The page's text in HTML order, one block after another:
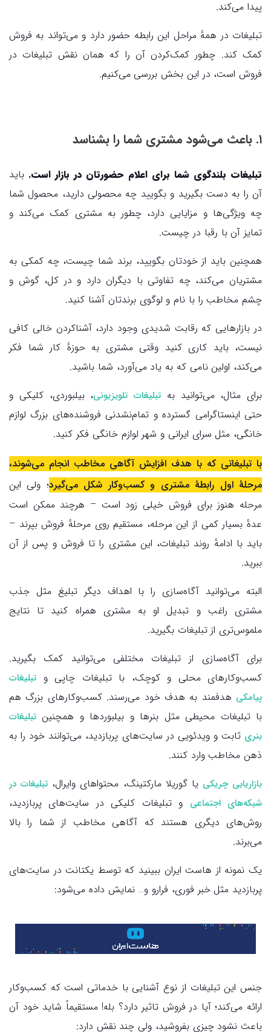
پیدا می‌کند.
تبلیغات در همهٔ مراحل این رابطه حضور دارد و می‌تواند به فروش
کمک کند. چطور کمک‌کردن آن را که همان نقش تبلیغات در
فروش است، در این بخش بررسی می‌کنیم.
۱. باعث می‌شود مشتری شما را بشناسد
تبلیغات بلندگوی شما برای اعلام حضورتان در بازار است. باید
آن را به دست بگیرید و بگویید چه محصولی دارید، محصول شما
چه ویژگی‌ها و مزایایی دارد، چطور به مشتری کمک می‌کند و
تمایز آن با رقبا در چیست.
همچنین باید از خودتان بگویید، برند شما چیست، چه کمکی به
مشتریان می‌کند، چه تفاوتی با دیگران دارد و در کل، گوش و
چشم مخاطب را با نام و لوگوی برندتان آشنا کنید.
در بازارهایی که رقابت شدیدی وجود دارد، آشناکردن خالی کافی
نیست، باید کاری کنید وقتی مشتری به حوزهٔ کار شما فکر
می‌کند، اولین نامی که به یاد می‌آورد، شما باشید.
برای مثال، می‌توانید به تبلیغات تلویزیونی، بیلبوردی، کلیکی و
حتی اینستاگرامی گسترده و تمام‌نشدنی فروشنده‌های بزرگ لوازم
خانگی، مثل سرای ایرانی و شهر لوازم خانگی فکر کنید.
با تبلیغاتی که با هدف افزایش آگاهی مخاطب انجام می‌شوند،
مرحلهٔ اول رابطهٔ مشتری و کسب‌وکار شکل می‌گیرد؛ ولی این
مرحله هنوز برای فروش خیلی زود است – هرچند ممکن است
عدهٔ بسیار کمی از این مرحله، مستقیم روی مرحلهٔ فروش بپرند –
باید با ادامهٔ روند تبلیغات، این مشتری را تا فروش و پس از آن
ببرید.
البته می‌توانید آگاه‌سازی را با اهداف دیگر تبلیغ مثل جذب
مشتری راغب و تبدیل او به مشتری همراه کنید تا نتایج
ملموس‌تری از تبلیغات بگیرید.
برای آگاه‌سازی از تبلیغات مختلفی می‌توانید کمک بگیرید.
کسب‌وکارهای محلی و کوچک، با تبلیغات چاپی و تبلیغات
پیامکی هدفمند به هدف خود می‌رسند. کسب‌وکارهای بزرگ هم
با تبلیغات محیطی مثل بنرها و بیلبوردها و همچنین تبلیغات
بنری ثابت و ویدئویی در سایت‌های پربازدید، می‌توانند خود را به
ذهن مخاطب وارد کنند.
بازاریابی چریکی یا گوریلا مارکتینگ، محتواهای وایرال، تبلیغات در
شبکه‌های اجتماعی و تبلیغات کلیکی در سایت‌های پربازدید،
روش‌های دیگری هستند که آگاهی مخاطب از شما را بالا
می‌برند.
یک نمونه از هاست ایران ببینید که توسط یکتانت در سایت‌های
پربازدید مثل خبر فوری، فرارو و… نمایش داده می‌شود:
جنس این تبلیغات از نوع آشنایی با خدماتی است که کسب‌وکار
ارائه می‌کند؛ آیا در فروش تاثیر دارد؟ بله! مستقیماً شاید خود آن
باعث نشود چیزی بفروشید، ولی چند نقش دارد: